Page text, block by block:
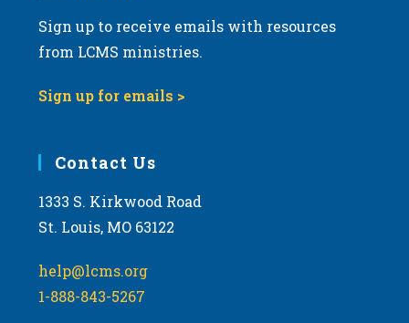
Sign up to receive emails with resources
from LCMS ministries.
Sign up for emails >
Contact Us
1333 S. Kirkwood Road
St. Louis, MO 63122
help@lcms.org
1-888-843-5267